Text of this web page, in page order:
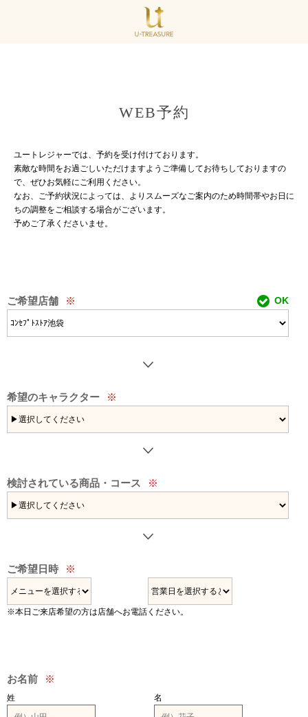
WEB予約
ユートレジャーでは、予約を受け付けております。
素敵な時間をお過ごしいただけますようご準備してお待ちしておりますの
で、ぜひお気軽にご利用ください。
なお、ご予約状況によっては、よりスムーズなご案内のため時間帯やお日に
ちの調整をご相談する場合がございます。
予めご了承くださいませ。
ご希望店舗 ※ OK
希望のキャラクター ※
検討されている商品・コース ※
ご希望日時 ※
※本日ご来店希望の方は店舗へお電話ください。
お名前 ※
姓 名